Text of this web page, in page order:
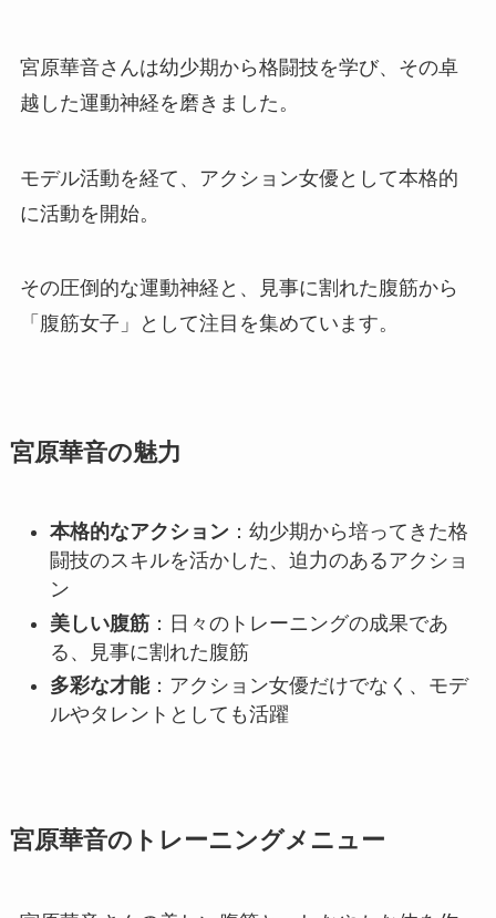
宮原華音さんは幼少期から格闘技を学び、その卓
越した運動神経を磨きました。
モデル活動を経て、アクション女優として本格的
に活動を開始。
その圧倒的な運動神経と、見事に割れた腹筋から
「腹筋女子」として注目を集めています。
宮原華音の魅力
本格的なアクション：幼少期から培ってきた格
闘技のスキルを活かした、迫力のあるアクショ
ン
美しい腹筋：日々のトレーニングの成果であ
る、見事に割れた腹筋
多彩な才能：アクション女優だけでなく、モデ
ルやタレントとしても活躍
宮原華音のトレーニングメニュー